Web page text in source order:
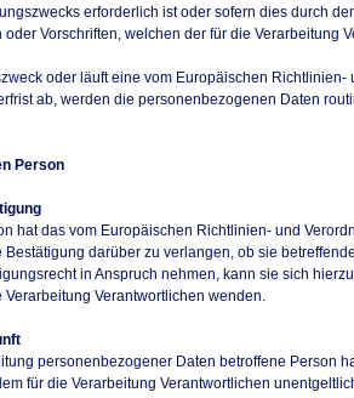
erforderlich ist oder sofern dies durch
oder Vorschriften, welchen der für die Verarbeitung
oder läuft eine vom Europäischen
ab, werden die personenbezogenen Daten
Person
hat das vom Europäischen Richtlinien- und
Bestätigung darüber zu verlangen, ob sie
in Anspruch nehmen, kann sie sich
Verarbeitung Verantwortlichen wenden.
personenbezogener Daten betroffene Person
für die Verarbeitung Verantwortlichen